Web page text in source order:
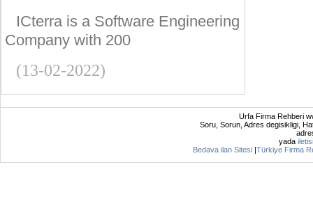
ICterra is a Software Engineering
Company with 200
(13-02-2022)
Urfa Firma Rehberi
Soru, Sorun, Adres degisikligi,
yada
Bedava ilan Sitesi |Türkiye Firma